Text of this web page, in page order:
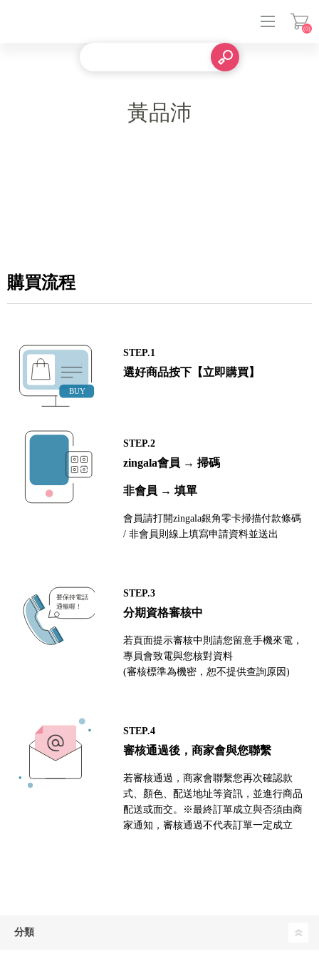
(0)
黃品沛
購買流程
STEP.1
選好商品按下【立即購買】
STEP.2
zingala會員 → 掃碼
非會員 → 填單
會員請打開zingala銀角零卡掃描付款條碼
/ 非會員則線上填寫申請資料並送出
STEP.3
分期資格審核中
若頁面提示審核中則請您留意手機來電，
專員會致電與您核對資料
(審核標準為機密，恕不提供查詢原因)
STEP.4
審核通過後，商家會與您聯繫
若審核通過，商家會聯繫您再次確認款
式、顏色、配送地址等資訊，並進行商品
配送或面交。※最終訂單成立與否須由商
家通知，審核通過不代表訂單一定成立
分類